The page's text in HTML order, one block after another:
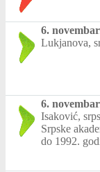
6.
Lukjanova,
6.
Isaković,
Srpske
do 1992.